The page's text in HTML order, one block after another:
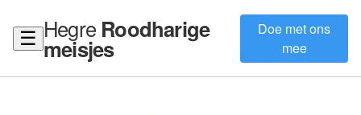
☰ Hegre Roodharige
meisjes
Doe met ons
mee